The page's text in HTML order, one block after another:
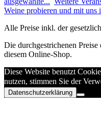
Weine probieren und mit uns
Alle Preise inkl. der
Die durchgestrichenen Preise
diesem Online-Shop.
Diese Website benutzt
nutzen, stimmen Sie der
Datenschutzerklärung